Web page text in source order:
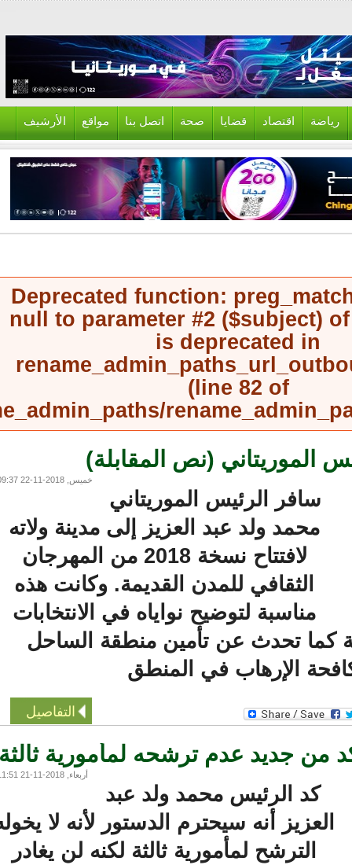
اقتصاد قضايا صحة اتصل بنا مواقع الأرشيف
Deprecated function:
null to parameter #2 ($subject)
is deprecated in
(line82of
الموريتاني (نص المقابلة)
خميس, 2018-11-22 09:37
سافر الرئيس الموريتاني
محمد ولد عبد العزيز إلى مدينة ولاته
لافتتاح نسخة 2018 من المهرجان
الثقافي للمدن القديمة. وكانت هذه
مناسبة لتوضيح نواياه في الانتخابات
كما تحدث عن تأمين منطقة الساحل
الإرهاب في المنطق
التفاصيل
من جديد عدم ترشحه لمأمورية ثالثة
أربعاء, 2018-11-21 11:51
كد الرئيس محمد ولد عبد
العزيز أنه سيحترم الدستور لأنه لا يخوله
الترشح لمأمورية ثالثة لكنه لن يغادر